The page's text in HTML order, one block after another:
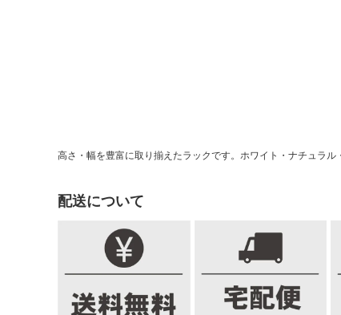
高さ・幅を豊富に取り揃えたラックです。ホワイト・ナチュラ
配送について